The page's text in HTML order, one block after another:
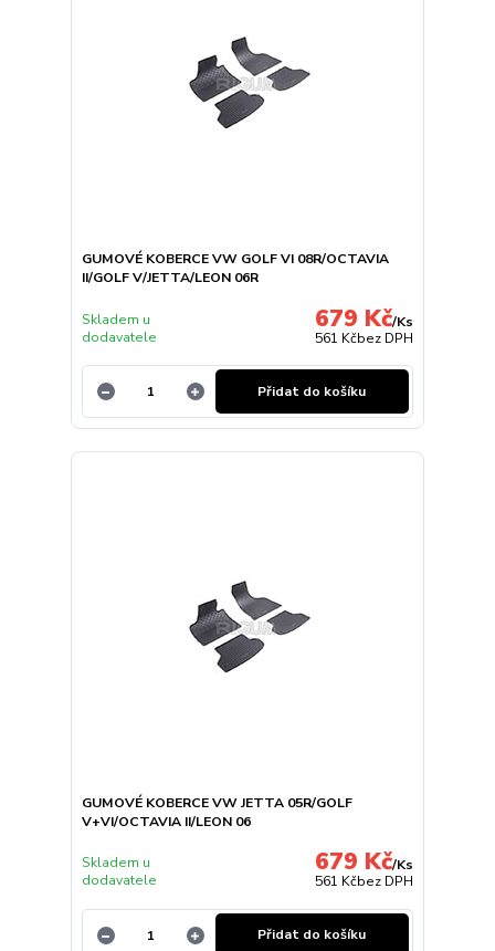
GUMOVÉ KOBERCE VW GOLF VI 08R/OCTAVIA
II/GOLF V/JETTA/LEON 06R
679 Kč/Ks
561 Kčbez DPH
Skladem u
dodavatele
Přidat do košíku
GUMOVÉ KOBERCE VW JETTA 05R/GOLF
V+VI/OCTAVIA II/LEON 06
679 Kč/Ks
561 Kčbez DPH
Skladem u
dodavatele
Přidat do košíku